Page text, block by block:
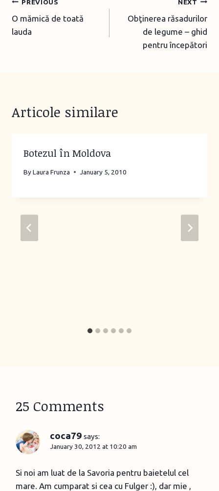
Post
navigation
PREVIOUS
O mămică de toată
lauda
NEXT
Obţinerea răsadurilor
de legume – ghid
pentru începători
Articole similare
Botezul în Moldova
ByLaura Frunza January 5, 2010
25 Comments
coca79 says:
January 30, 2012 at 10:20 am
Si noi am luat de la Savoria pentru baietelul cel
mare. Am cumparat si cea cu Fulger :), dar mie ,